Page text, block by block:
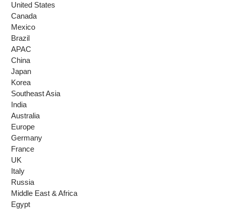
United States
Canada
Mexico
Brazil
APAC
China
Japan
Korea
Southeast Asia
India
Australia
Europe
Germany
France
UK
Italy
Russia
Middle East & Africa
Egypt